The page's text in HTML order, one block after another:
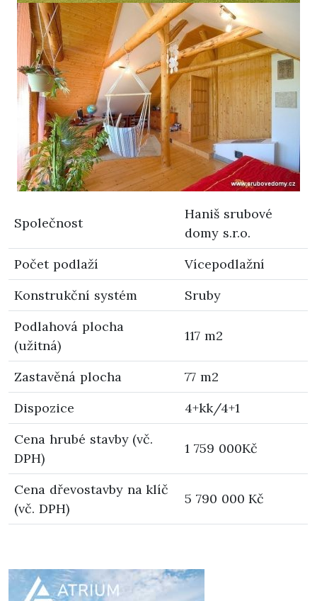
Společnost
Haniš srubové
domy s.r.o.
Počet podlaží
Vícepodlažní
Konstrukční systém
Sruby
Podlahová plocha
(užitná)
117 m2
Zastavěná plocha
77 m2
Dispozice
4+kk/4+1
Cena hrubé stavby (vč.
DPH)
1 759 000Kč
Cena dřevostavby na klíč
(vč. DPH)
5 790 000 Kč